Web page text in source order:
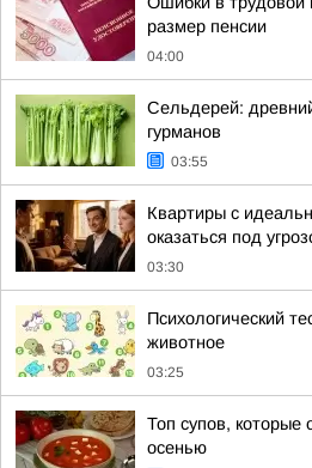
размер пенсии
04:00
Сельдерей:
гурманов
03:55
Квартиры с
оказаться под
03:30
Психологический
животное
03:25
Топ супов, которые
осенью